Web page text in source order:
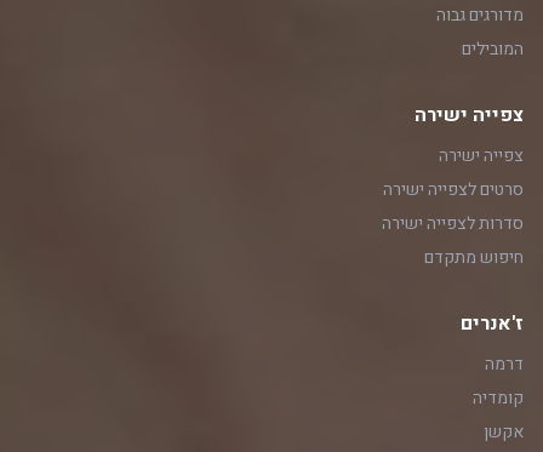
מדורגים גבוה
המובילים
צפייה ישירה
צפייה ישירה
סרטים לצפייה ישירה
סדרות לצפייה ישירה
חיפוש מתקדם
ז'אנרים
דרמה
קומדיה
אקשן